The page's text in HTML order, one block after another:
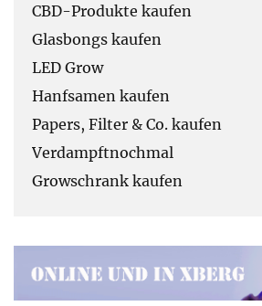
CBD-Produkte kaufen
Glasbongs kaufen
LED Grow
Hanfsamen kaufen
Papers, Filter & Co. kaufen
Verdampftnochmal
Growschrank kaufen